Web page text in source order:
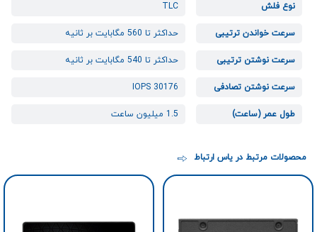
نوع فلش TLC
سرعت خواندن ترتیبی حداکثر تا 560 مگابایت بر ثانیه
سرعت نوشتن ترتیبی حداکثر تا 540 مگابایت بر ثانیه
سرعت نوشتن تصادفی 30176 IOPS
طول عمر (ساعت) 1.5 میلیون ساعت
محصولات مرتبط در یاس ارتباط